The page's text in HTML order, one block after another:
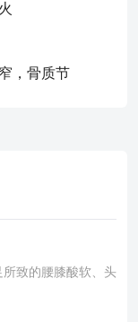
，骨质节
致的腰膝酸软、头